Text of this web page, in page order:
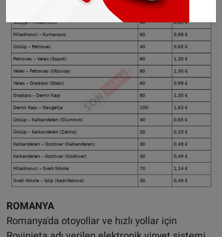
ROMANYA
Romanya'da otoyollar ve hızlı yollar için